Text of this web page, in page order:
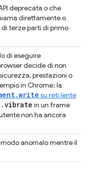
deprecata o che
direttamente o
terze parti di primo
di eseguire
decide di non
prestazioni o
in Chrome: la
su reti lente
.vibrate in un frame
non ha ancora
anomalo mentre il